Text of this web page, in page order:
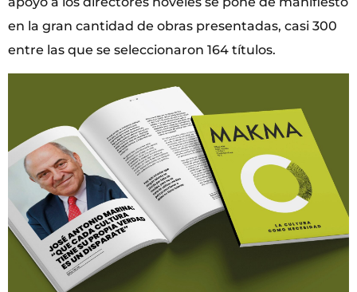
en la gran cantidad de obras presentadas, casi 300
entre las que se seleccionaron 164 títulos.